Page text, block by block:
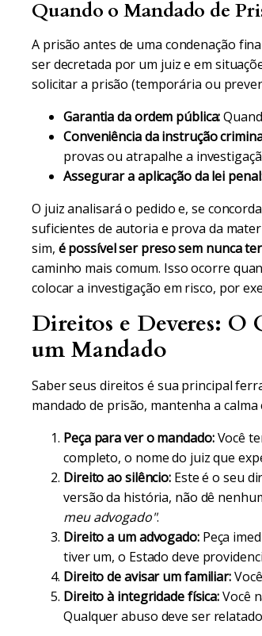
Quando o Mandado de
A prisão antes de uma condenação
ser decretada por um juiz e em
solicitar a prisão (temporária ou
Garantia da ordem pública:
Conveniência da instrução
provas ou atrapalhe a
Assegurar a aplicação da lei
O juiz analisará o pedido e, se
suficientes de autoria e prova da
sim, é possível ser preso sem nunca
caminho mais comum. Isso ocorre
colocar a investigação em risco, por
Direitos e Deveres: O
um Mandado
Saber seus direitos é sua principal
mandado de prisão, mantenha a
Peça para ver o mandado:Você
completo, o nome do juiz que
Direito ao silêncio: Este é o seu
versão da história, não dê
meu advogado".
Direito a um advogado:Peça
tiver um, o Estado deve
Direito de avisar um familiar:
Direito à integridade física:Você
Qualquer abuso deve ser